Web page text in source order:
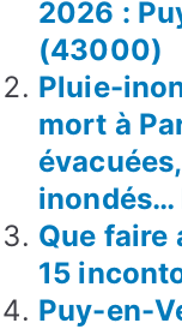
2026 :
(43000)
Pluie-
mort à
inondés…
Que faire
15
Puy-en-